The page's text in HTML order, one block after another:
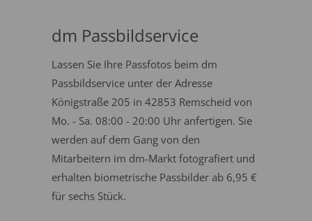
dm Passbildservice
Lassen Sie Ihre Passfotos beim dm
Passbildservice unter der Adresse
Königstraße 205 in 42853 Remscheid von
Mo. - Sa. 08:00 - 20:00 Uhr anfertigen. Sie
werden auf dem Gang von den
Mitarbeitern im dm-Markt fotografiert und
erhalten biometrische Passbilder ab 6,95 €
für sechs Stück.